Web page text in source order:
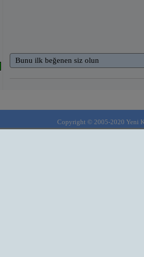
Bunu ilk beğenen siz olun
Copyright © 2005-2020 Yeni